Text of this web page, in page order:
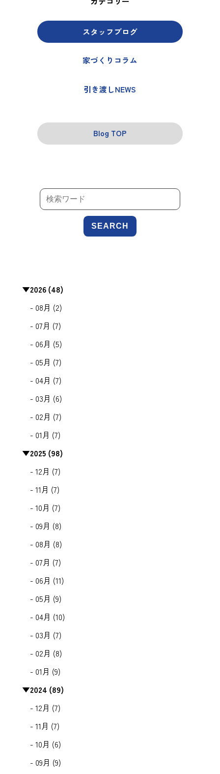
スタッフブログ
家づくりコラム
引き渡しNEWS
Blog TOP
SEARCH
▼2026 (48)
- 08月 (2)
- 07月 (7)
- 06月 (5)
- 05月 (7)
- 04月 (7)
- 03月 (6)
- 02月 (7)
- 01月 (7)
▼2025 (98)
- 12月 (7)
- 11月 (7)
- 10月 (7)
- 09月 (8)
- 08月 (8)
- 07月 (7)
- 06月 (11)
- 05月 (9)
- 04月 (10)
- 03月 (7)
- 02月 (8)
- 01月 (9)
▼2024 (89)
- 12月 (7)
- 11月 (7)
- 10月 (6)
- 09月 (9)